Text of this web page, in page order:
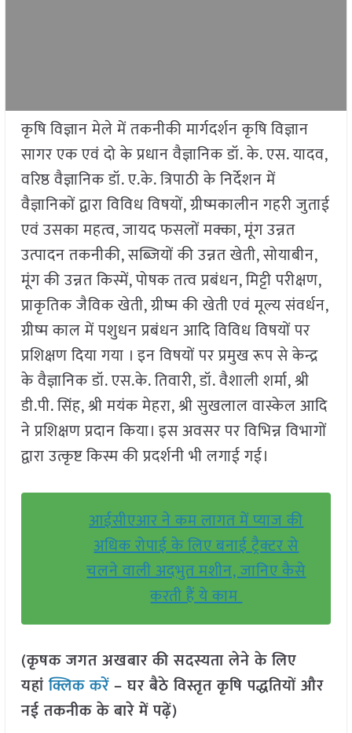
कृषि विज्ञान मेले में तकनीकी मार्गदर्शन कृषि विज्ञान
सागर एक एवं दो के प्रधान वैज्ञानिक डॉ. के. एस. यादव,
वरिष्ठ वैज्ञानिक डॉ. ए.के. त्रिपाठी के निर्देशन में
वैज्ञानिकों द्वारा विविध विषयों, ग्रीष्मकालीन गहरी जुताई
एवं उसका महत्व, जायद फसलों मक्का, मूंग उन्नत
उत्पादन तकनीकी, सब्जियों की उन्नत खेती, सोयाबीन,
मूंग की उन्नत किस्में, पोषक तत्व प्रबंधन, मिट्टी परीक्षण,
प्राकृतिक जैविक खेती, ग्रीष्म की खेती एवं मूल्य संवर्धन,
ग्रीष्म काल में पशुधन प्रबंधन आदि विविध विषयों पर
प्रशिक्षण दिया गया । इन विषयों पर प्रमुख रूप से केन्द्र
के वैज्ञानिक डॉ. एस.के. तिवारी, डॉ. वैशाली शर्मा, श्री
डी.पी. सिंह, श्री मयंक मेहरा, श्री सुखलाल वास्केल आदि
ने प्रशिक्षण प्रदान किया। इस अवसर पर विभिन्न विभागों
द्वारा उत्कृष्ट किस्म की प्रदर्शनी भी लगाई गई।
आईसीएआर ने कम लागत में प्याज की
अधिक रोपाई के लिए बनाई ट्रैक्टर से
चलने वाली अदभुत मशीन, जानिए कैसे
करती हैं ये काम
(कृषक जगत अखबार की सदस्यता लेने के लिए
यहांक्लिक करें– घर बैठे विस्तृत कृषि पद्धतियों और
नई तकनीक के बारे में पढ़ें)